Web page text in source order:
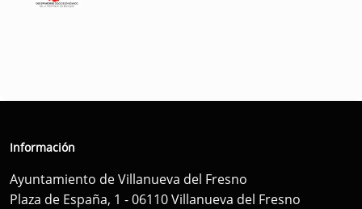
Información
Ayuntamiento de Villanueva del Fresno
Plaza de España, 1 - 06110 Villanueva del Fresno